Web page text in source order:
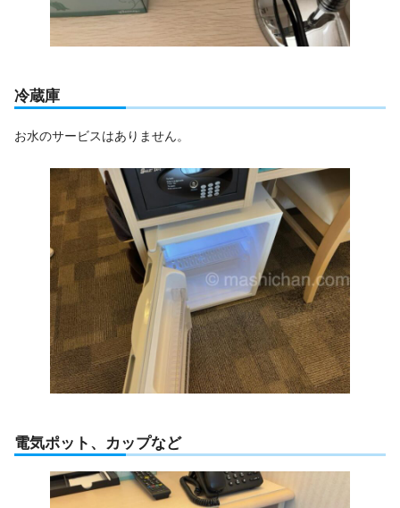
冷蔵庫
お水のサービスはありません。
電気ポット、カップなど